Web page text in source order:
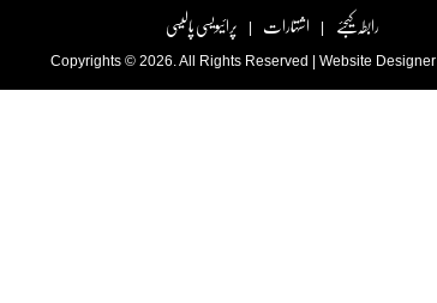
رابطہ کیجئے | اشتہارات | پرائیویسی پالیسی
Copyrights © 2026. All Rights Reserved | Website Designer